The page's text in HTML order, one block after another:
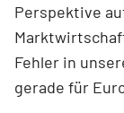
Perspektive
Fehler in
gerade für